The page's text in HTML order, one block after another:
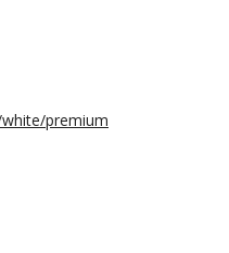
premium